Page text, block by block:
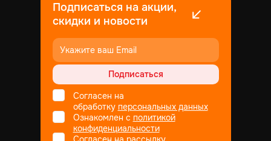
Подписаться на акции,
скидки и новости
Подписаться
Согласен на
обработку персональных данных
Ознакомлен с политикой
конфиденциальности